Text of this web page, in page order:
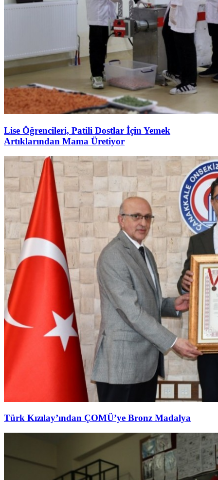
Lise Öğrencileri, Patili Dostlar İçin Yemek
Artıklarından Mama Üretiyor
Türk Kızılay’ından ÇOMÜ’ye Bronz Madalya